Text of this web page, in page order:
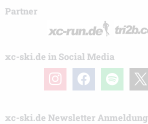
Partner
xc-ski.de in Social Media
instagramfacebook spotify
xc-ski.de Newsletter Anmeldung